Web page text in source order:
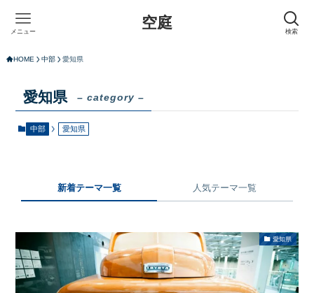
空庭 検索
メニュー
HOME 中部 愛知県
愛知県 – category –
中部 愛知県
新着テーマ一覧 人気テーマ一覧
愛知県